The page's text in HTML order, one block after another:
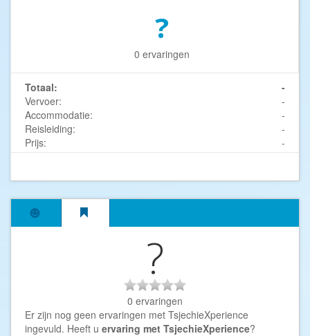
?
0 ervaringen
Totaal:
-
Vervoer:
-
Accommodatie:
-
Reisleiding:
-
Prijs:
-
?
0 ervaringen
Er zijn nog geen ervaringen met TsjechieXperience
ingevuld. Heeft u ervaring met TsjechieXperience?